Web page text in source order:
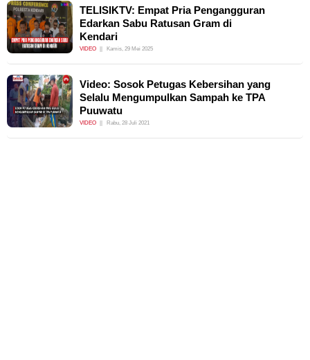
TELISIKTV: Empat Pria Pengangguran
Edarkan Sabu Ratusan Gram di
Kendari
VIDEO Kamis, 29 Mei 2025
Video: Sosok Petugas Kebersihan yang
Selalu Mengumpulkan Sampah ke TPA
Puuwatu
VIDEO Rabu, 28 Juli 2021